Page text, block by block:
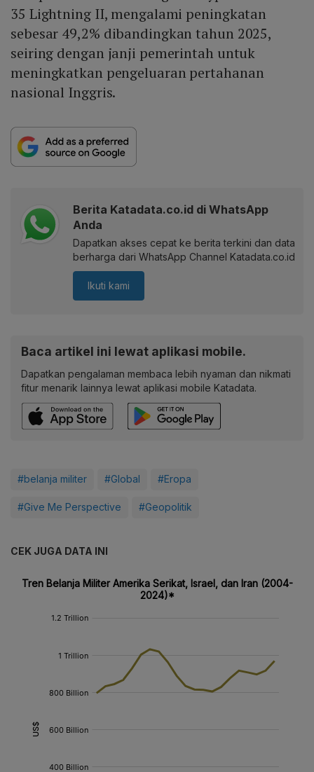
35 Lightning II, mengalami peningkatan
sebesar 49,2% dibandingkan tahun 2025,
seiring dengan janji pemerintah untuk
meningkatkan pengeluaran pertahanan
nasional Inggris.
Berita Katadata.co.id di WhatsApp
Anda
Dapatkan akses cepat ke berita terkini dan data
berharga dari WhatsApp Channel Katadata.co.id
Ikuti kami
Baca artikel ini lewat aplikasi mobile.
Dapatkan pengalaman membaca lebih nyaman dan nikmati
fitur menarik lainnya lewat aplikasi mobile Katadata.
#belanja militer #Global #Eropa
#Give Me Perspective #Geopolitik
CEK JUGA DATA INI